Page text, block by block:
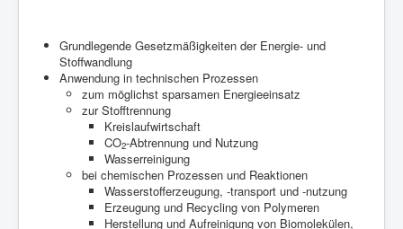
Kontakt
Grundlegende Gesetzmäßigkeiten der Energie- und
Stoffwandlung
Anwendung in technischen Prozessen
zum möglichst sparsamen Energieeinsatz
zur Stofftrennung
Kreislaufwirtschaft
CO2-Abtrennung und Nutzung
Wasserreinigung
bei chemischen Prozessen und Reaktionen
Wasserstofferzeugung, -transport und -nutzung
Erzeugung und Recycling von Polymeren
Herstellung und Aufreinigung von Biomolekülen,